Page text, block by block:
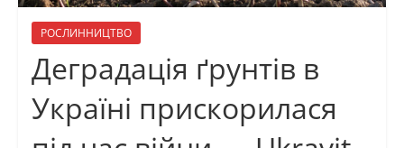
РОСЛИННИЦТВО
Деградація ґрунтів в
Україні прискорилася